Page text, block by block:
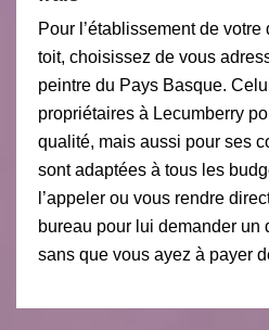
Pour l’établissement de
toit, choisissez de vous
peintre du Pays Basque.
propriétaires à Lecumberry
qualité, mais aussi pour ses
sont adaptées à tous les
l’appeler ou vous rendre
bureau pour lui demander un
sans que vous ayez à payer